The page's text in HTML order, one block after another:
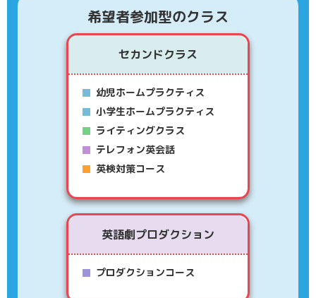
希望者参加型のクラス
セカンドクラス
幼児ホームプラクティス
小学生ホームプラクティス
ライティングクラス
テレフォン英会話
英検対策コース
英語劇プロダクション
プロダクションコース